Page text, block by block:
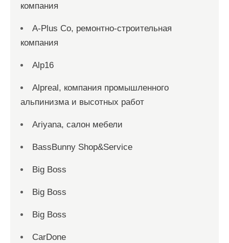
компания
A-Plus Co, ремонтно-строительная
компания
Alp16
Alpreal, компания промышленного
альпинизма и высотных работ
Ariyana, салон мебели
BassBunny Shop&Service
Big Boss
Big Boss
Big Boss
CarDone